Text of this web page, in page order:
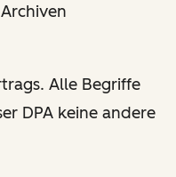
Alle Begriffe
DPA keine andere